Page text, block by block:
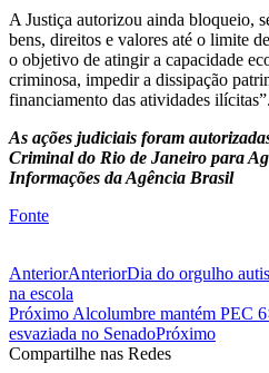
A Justiça autorizou ainda bloqueio,
bens, direitos e valores até o limite
o objetivo de atingir a capacidade
criminosa, impedir a dissipação
financiamento das atividades ilícitas”.
As ações judiciais foram
Criminal do Rio de Janeiro para
Informações da Agência Brasil
Fonte
AnteriorAnteriorDia do orgulho
na escola
Próximo Alcolumbre mantém PEC
esvaziada no SenadoPróximo
Compartilhe nas Redes